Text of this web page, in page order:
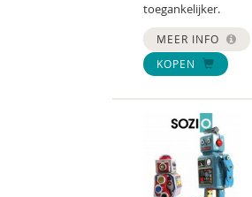
toegankelijker.
MEER INFO
KOPEN